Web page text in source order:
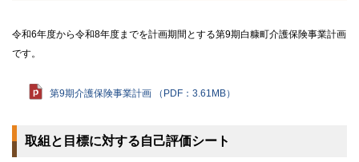
令和6年度から令和8年度までを計画期間とする第9期白糠町介護保険事業計画
です。
第9期介護保険事業計画 （PDF：3.61MB）
取組と目標に対する自己評価シート